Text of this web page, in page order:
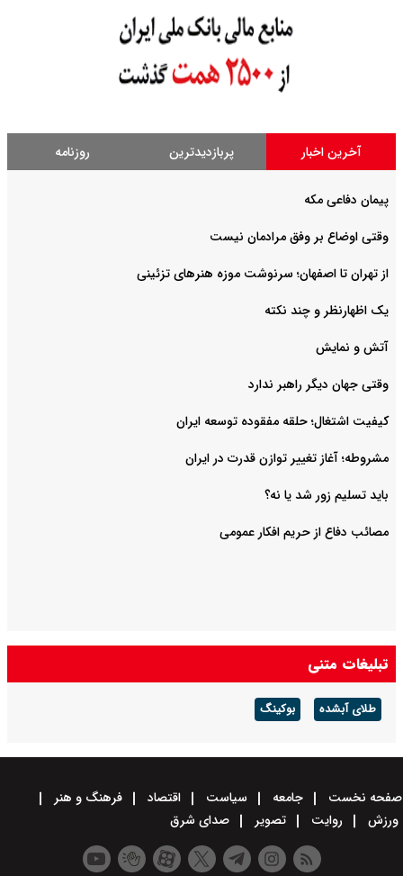
آخرین اخبار پربازدیدترین روزنامه
پیمان دفاعی مکه
وقتی اوضاع بر وفق مرادمان نیست
از تهران تا اصفهان؛ سرنوشت موزه هنرهای تزئینی
یک اظهارنظر و چند نکته
آتش و نمایش
وقتی جهان دیگر راهبر ندارد
کیفیت اشتغال؛ حلقه مفقوده توسعه ایران
مشروطه؛ آغاز تغییر توازن قدرت در ایران
باید تسلیم زور شد یا نه؟
مصائب دفاع از حریم افکار عمومی
تبلیغات متنی
طلای آبشده بوکینگ
صفحه نخست جامعه سیاست اقتصاد
فرهنگ و هنر
ورزش
روایت تصویر صدای شرق